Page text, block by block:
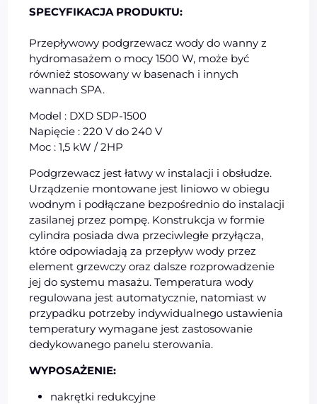
SPECYFIKACJA PRODUKTU:
Przepływowy podgrzewacz wody do wanny z
hydromasażem o mocy 1500 W, może być
również stosowany w basenach i innych
wannach SPA.
Model : DXD SDP-1500
Napięcie : 220 V do 240 V
Moc : 1,5 kW / 2HP
Podgrzewacz jest łatwy w instalacji i obsłudze.
Urządzenie montowane jest liniowo w obiegu
wodnym i podłączane bezpośrednio do instalacji
zasilanej przez pompę. Konstrukcja w formie
cylindra posiada dwa przeciwległe przyłącza,
które odpowiadają za przepływ wody przez
element grzewczy oraz dalsze rozprowadzenie
jej do systemu masażu. Temperatura wody
regulowana jest automatycznie, natomiast w
przypadku potrzeby indywidualnego ustawienia
temperatury wymagane jest zastosowanie
dedykowanego panelu sterowania.
WYPOSAŻENIE:
nakrętki redukcyjne